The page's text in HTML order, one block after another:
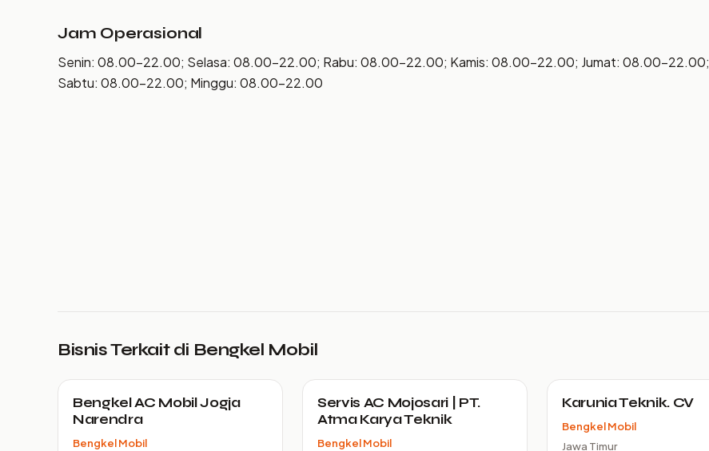
Jam Operasional
Senin: 08.00–22.00; Selasa: 08.00–22.00; Rabu: 08.00–22.00; Kamis: 08.00–22.00; Jumat: 08.00–22.00;
Sabtu: 08.00–22.00; Minggu: 08.00–22.00
Bisnis Terkait di Bengkel Mobil
Bengkel AC Mobil Jogja
Narendra
Bengkel Mobil
Servis AC Mojosari | PT.
Atma Karya Teknik
Bengkel Mobil
Karunia Teknik. CV
Bengkel Mobil
Jawa Timur